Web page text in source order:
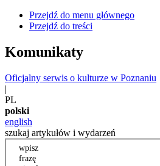
Przejdź do menu głównego
Przejdź do treści
Komunikaty
Oficjalny serwis o kulturze w Poznaniu
|
PL
polski
english
szukaj artykułów i wydarzeń
wpisz
frazę